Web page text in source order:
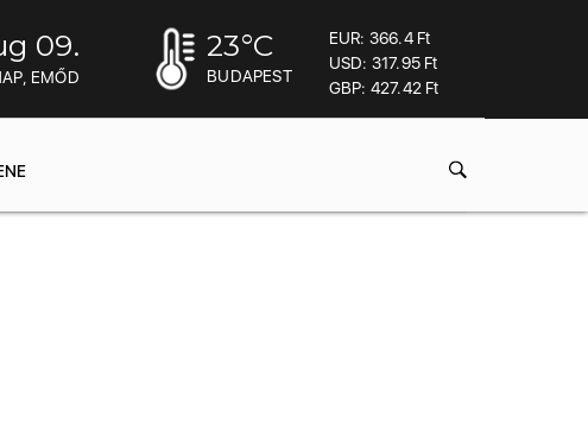
09.
EMŐD
23°C
BUDAPEST
EUR: 366.4 Ft
USD: 317.95 Ft
GBP: 427.42 Ft